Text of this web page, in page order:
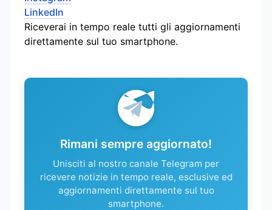
LinkedIn
Riceverai in tempo reale tutti gli aggiornamenti
direttamente sul tuo smartphone.
Rimani sempre aggiornato!
Unisciti al nostro canale Telegram per
ricevere notizie in tempo reale, esclusive ed
aggiornamenti direttamente sul tuo
smartphone.